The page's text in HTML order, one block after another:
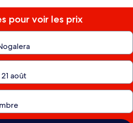
pour voir les prix